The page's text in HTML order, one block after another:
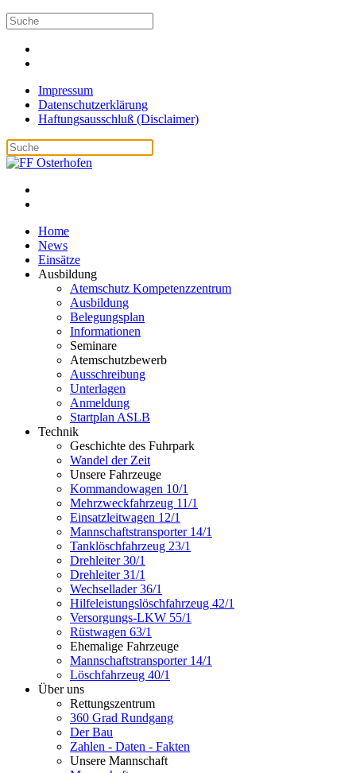
Impressum
Datenschutzerklärung
Haftungsausschluß (Disclaimer)
Home
News
Einsätze
Ausbildung
Atemschutz Kompetenzzentrum
Ausbildung
Belegungsplan
Informationen
Seminare
Atemschutzbewerb
Ausschreibung
Unterlagen
Anmeldung
Startplan ASLB
Technik
Geschichte des Fuhrpark
Wandel der Zeit
Unsere Fahrzeuge
Kommandowagen 10/1
Mehrzweckfahrzeug 11/1
Einsatzleitwagen 12/1
Mannschaftstransporter 14/1
Tanklöschfahrzeug 23/1
Drehleiter 30/1
Drehleiter 31/1
Wechsellader 36/1
Hilfeleistungslöschfahrzeug 42/1
Versorgungs-LKW 55/1
Rüstwagen 63/1
Ehemalige Fahrzeuge
Mannschaftstransporter 14/1
Löschfahrzeug 40/1
Über uns
Rettungszentrum
360 Grad Rundgang
Der Bau
Zahlen - Daten - Fakten
Unsere Mannschaft